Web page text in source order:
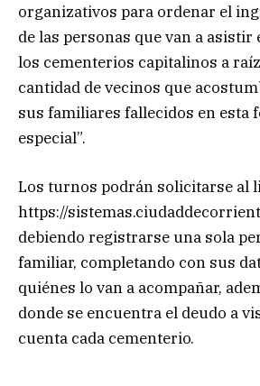
organizativos para ordenar el
de las personas que van a asistir
los cementerios capitalinos a
cantidad de vecinos que
sus familiares fallecidos en esta
especial”.
Los turnos podrán solicitarse al
https://
debiendo registrarse una sola
familiar, completando con sus
quiénes lo van a acompañar,
donde se encuentra el deudo a
cuenta cada cementerio.